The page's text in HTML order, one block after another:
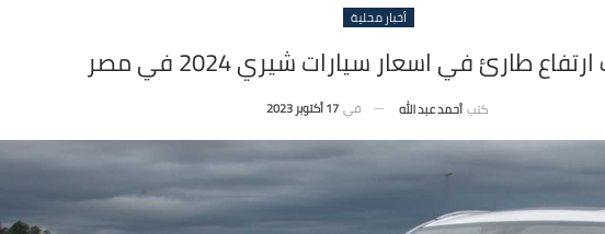
أخبار محلية
كتب أحمد عبد الله في 17 أكتوبر 2023